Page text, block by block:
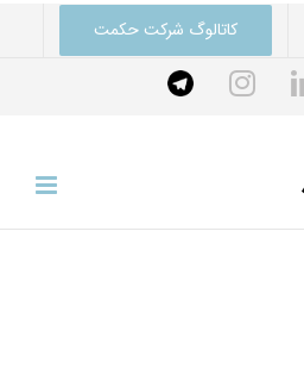
کاتالوگ شرکت حکمت